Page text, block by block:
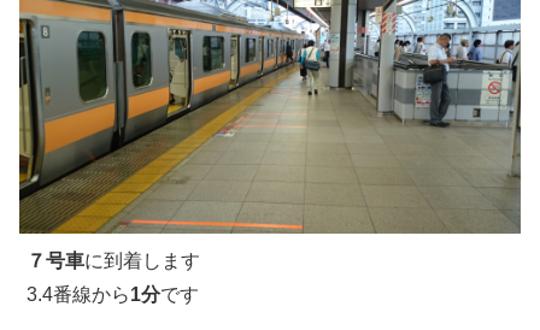
７号車に到着します
3.4番線から1分です